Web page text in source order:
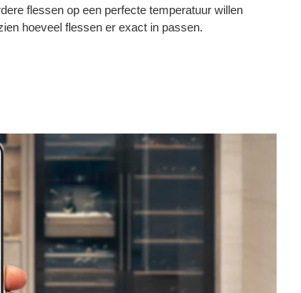
flessen op een perfecte temperatuur willen
hoeveel flessen er exact in passen.